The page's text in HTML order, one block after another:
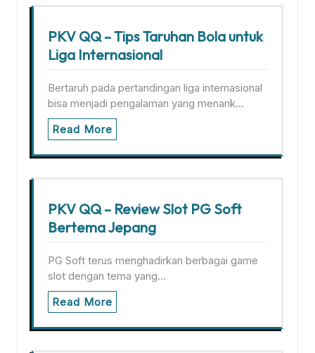
PKV QQ – Tips Taruhan Bola untuk
Liga Internasional
Bertaruh pada pertandingan liga internasional
bisa menjadi pengalaman yang menarik…
Read More
PKV QQ – Review Slot PG Soft
Bertema Jepang
PG Soft terus menghadirkan berbagai game
slot dengan tema yang…
Read More